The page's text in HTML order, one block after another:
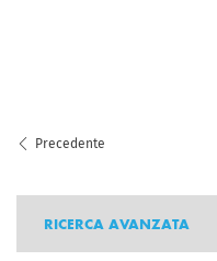
Precedente
RICERCA AVANZATA